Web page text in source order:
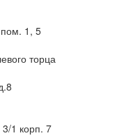
1, 5
торца
1 корп. 7